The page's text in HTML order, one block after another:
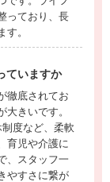
っており、長
。
ていますか
徹底されてお
きいです。
度など、柔軟
育児や介護に
、スタッフ一
やすさに繋が